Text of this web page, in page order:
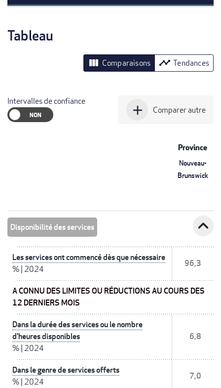
Tableau
view_column Comparaisons timeline Tendances
Intervalles de confiance
add Comparer autre
Province
Nouveau-
Brunswick
Disponibilité des services expand_less
Les services ont commencé dès que nécessaire
% 2024
96,3
A CONNU DES LIMITES OU RÉDUCTIONS AU COURS DES
12 DERNIERS MOIS
Dans la durée des services ou le nombre
d'heures disponibles
% 2024
6,8
Dans le genre de services offerts
% 2024
7,0